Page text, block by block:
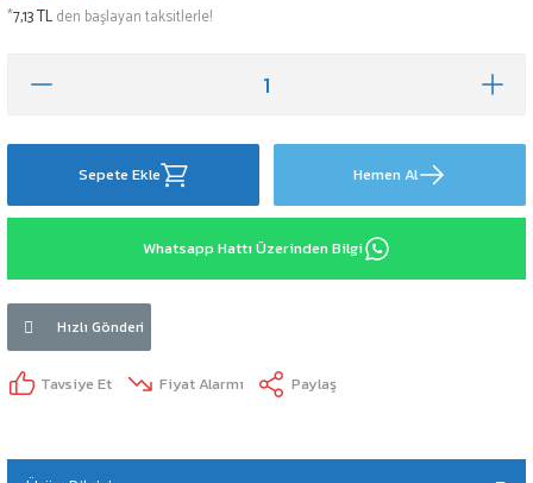
*7,13 TLden başlayan taksitlerle!
Sepete Ekle Hemen Al
Whatsapp Hattı Üzerinden Bilgi
Hızlı Gönderi
Tavsiye Et Fiyat Alarmı Paylaş